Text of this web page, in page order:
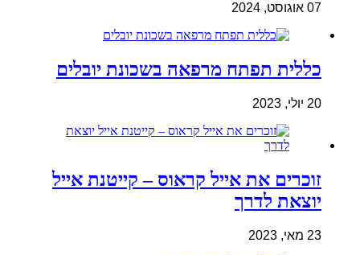
07 אוגוסט, 2024
כללית תפתח מרפאה בשכונת יובלים
20 יולי, 2023
זוכרים את אייל קראוס – קייטנת אייל
יוצאת לדרך
23 מאי, 2023